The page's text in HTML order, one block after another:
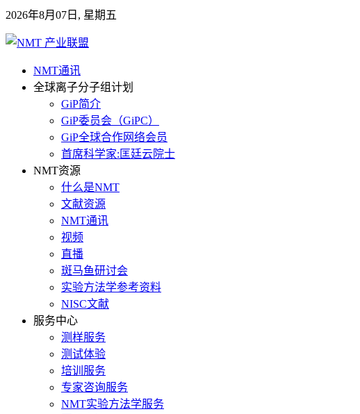
2026年8月07日, 星期五
NMT通讯
全球离子分子组计划
GiP简介
GiP委员会（GiPC）
GiP全球合作网络会员
首席科学家:匡廷云院士
NMT资源
什么是NMT
文献资源
NMT通讯
视频
直播
斑马鱼研讨会
实验方法学参考资料
NISC文献
服务中心
测样服务
测试体验
培训服务
专家咨询服务
NMT实验方法学服务